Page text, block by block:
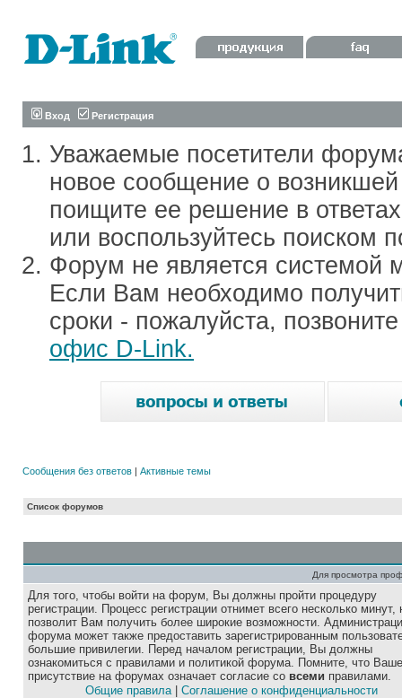
Вход Регистрация
Уважаемые посетители
новое сообщение о
поищите ее решение в
или воспользуйтесь поиском
Форум не является системой
Если Вам необходимо
сроки - пожалуйста,
офис D-Link.
Сообщения без ответов | Активные темы
Список форумов
Для просмотра
Для того, чтобы войти на форум, Вы должны пройти процедуру
регистрации. Процесс регистрации отнимет всего несколько минут,
позволит Вам получить более широкие возможности.
форума может также предоставить зарегистрированным
большие привилегии. Перед началом регистрации, Вы должны
ознакомиться с правилами и политикой форума. Помните, что Ваше
присутствие на форумах означает согласие со всеми правилами.
Общие правила| Соглашение о конфиденциальности